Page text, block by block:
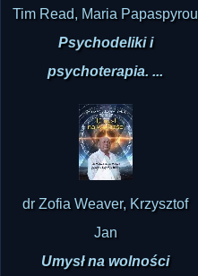
Tim Read, Maria Papaspyrou
Psychodeliki i
psychoterapia. ...
dr Zofia Weaver, Krzysztof
Jan
Umysł na wolności